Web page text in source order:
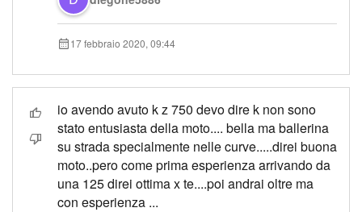
17 febbraio 2020, 09:44
io avendo avuto k z 750 devo dire k non sono
stato entusiasta della moto.... bella ma ballerina
su strada specialmente nelle curve.....direi buona
moto..pero come prima esperienza arrivando da
una 125 direi ottima x te....poi andrai oltre ma
con esperienza ...